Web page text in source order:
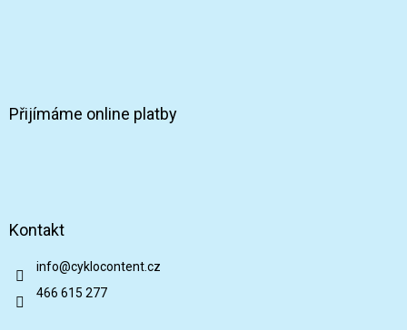
Přijímáme online platby
Kontakt
info@cyklocontent.cz
466 615 277